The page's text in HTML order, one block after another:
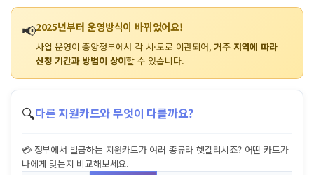
📢2025년부터 운영방식이 바뀌었어요!
사업 운영이 중앙정부에서 각 시·도로 이관되어,거주 지역에 따라
신청 기간과 방법이 상이할 수 있습니다.
🔍다른 지원카드와 무엇이 다를까요?
💳 정부에서 발급하는 지원카드가 여러 종류라 헷갈리시죠? 어떤 카드가
나에게 맞는지 비교해보세요.